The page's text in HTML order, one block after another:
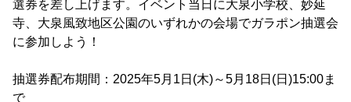
選券を差し上げます。イベント当日に大泉小学校、妙延
寺、大泉風致地区公園のいずれかの会場でガラポン抽選会
に参加しよう！
抽選券配布期間：2025年5月1日(木)～5月18日(日)15:00ま
で